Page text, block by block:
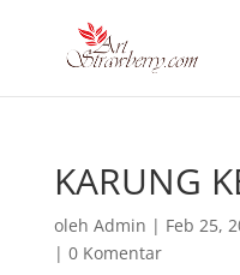
KARUNG
oleh Admin | Feb 25,
| 0 Komentar